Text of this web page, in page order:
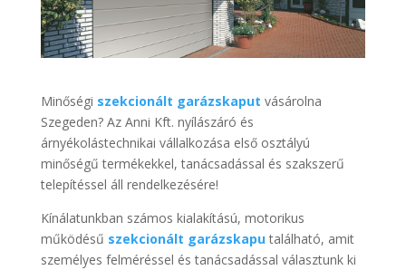
Minőségi szekcionált garázskaput vásárolna
Szegeden? Az Anni Kft. nyílászáró és
árnyékolástechnikai vállalkozása első osztályú
minőségű termékekkel, tanácsadással és szakszerű
telepítéssel áll rendelkezésére!
Kínálatunkban számos kialakítású, motorikus
működésű szekcionált garázskaputalálható, amit
személyes felméréssel és tanácsadással választunk ki